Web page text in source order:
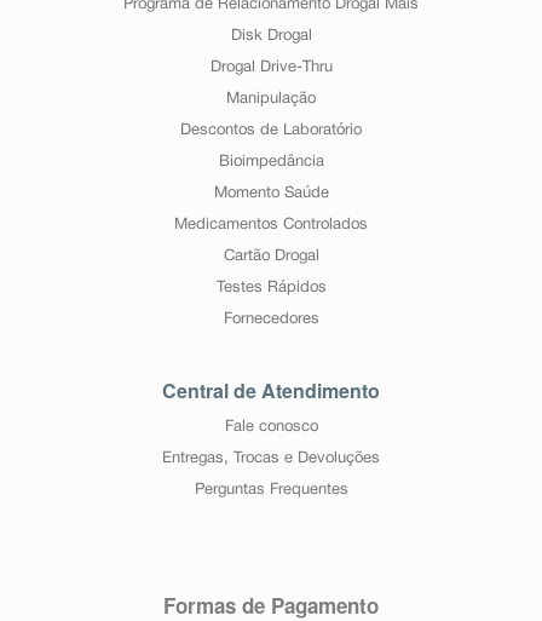
Programa de Relacionamento Drogal Mais
Disk Drogal
Drogal Drive-Thru
Manipulação
Descontos de Laboratório
Bioimpedância
Momento Saúde
Medicamentos Controlados
Cartão Drogal
Testes Rápidos
Fornecedores
Central de Atendimento
Fale conosco
Entregas, Trocas e Devoluções
Perguntas Frequentes
Formas de Pagamento